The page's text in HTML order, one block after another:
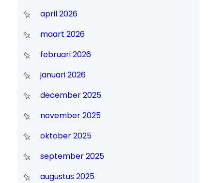
april 2026
maart 2026
februari 2026
januari 2026
december 2025
november 2025
oktober 2025
september 2025
augustus 2025